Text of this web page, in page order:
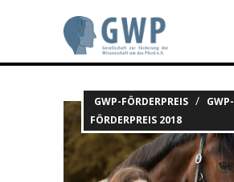
GWP-FÖRDERPREIS / GWP-
FÖRDERPREIS 2018